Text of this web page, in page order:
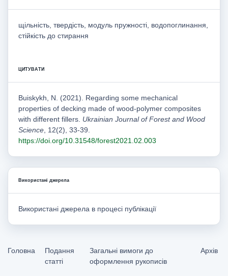
щільність, твердість, модуль пружності, водопоглинання,
стійкість до стирання
ЦИТУВАТИ
Buiskykh, N. (2021). Regarding some mechanical
properties of decking made of wood-polymer composites
with different fillers. Ukrainian Journal of Forest and Wood
Science, 12(2), 33-39.
https://doi.org/10.31548/forest2021.02.003
Використані джерела
Використані джерела в процесі публікації
Головна
Подання
статті
Загальні вимоги до
оформлення рукописів
Архів